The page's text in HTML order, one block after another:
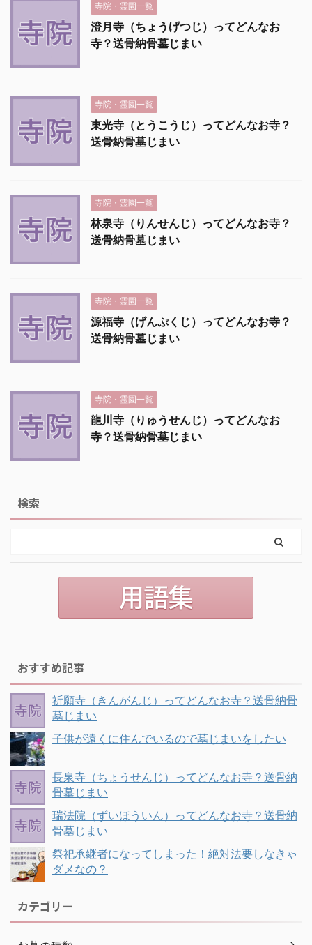
寺院・霊園一覧
澄月寺（ちょうげつじ）ってどんなお
寺？送骨納骨墓じまい
寺院・霊園一覧
東光寺（とうこうじ）ってどんなお寺？
送骨納骨墓じまい
寺院・霊園一覧
林泉寺（りんせんじ）ってどんなお寺？
送骨納骨墓じまい
寺院・霊園一覧
源福寺（げんぷくじ）ってどんなお寺？
送骨納骨墓じまい
寺院・霊園一覧
龍川寺（りゅうせんじ）ってどんなお
寺？送骨納骨墓じまい
検索
おすすめ記事
祈願寺（きんがんじ）ってどんなお寺？送骨納骨
墓じまい
子供が遠くに住んでいるので墓じまいをしたい
長泉寺（ちょうせんじ）ってどんなお寺？送骨納
骨墓じまい
瑞法院（ずいほういん）ってどんなお寺？送骨納
骨墓じまい
祭祀承継者になってしまった！絶対法要しなきゃ
ダメなの？
カテゴリー